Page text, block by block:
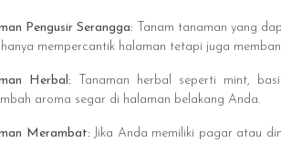
Pengusir Serangga: Tanam tanaman yang
mempercantik halaman tetapi juga
Herbal:
Tanaman herbal seperti mint,
aroma segar di halaman belakang Anda.
Merambat: Jika Anda memiliki pagar atau